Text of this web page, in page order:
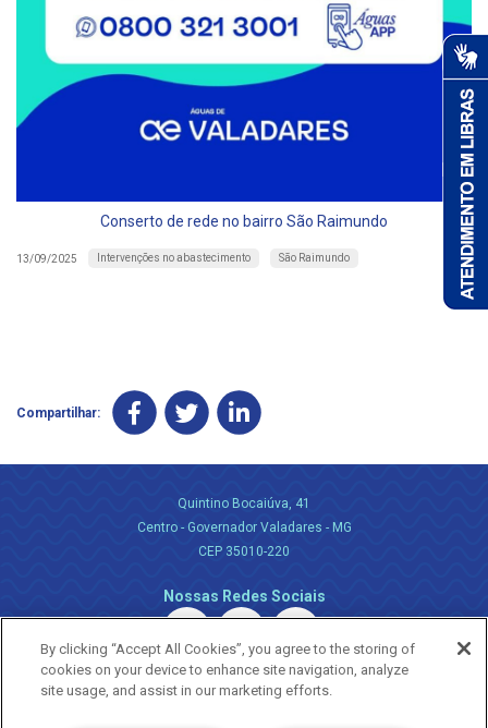
Conserto de rede no bairro São Raimundo
13/09/2025 Intervenções no abastecimento São Raimundo
Compartilhar:
Quintino Bocaiúva, 41
Centro - Governador Valadares - MG
CEP 35010-220
Nossas Redes Sociais
By clicking “Accept All Cookies”, you agree to the storing of
cookies on your device to enhance site navigation, analyze
site usage, and assist in our marketing efforts.